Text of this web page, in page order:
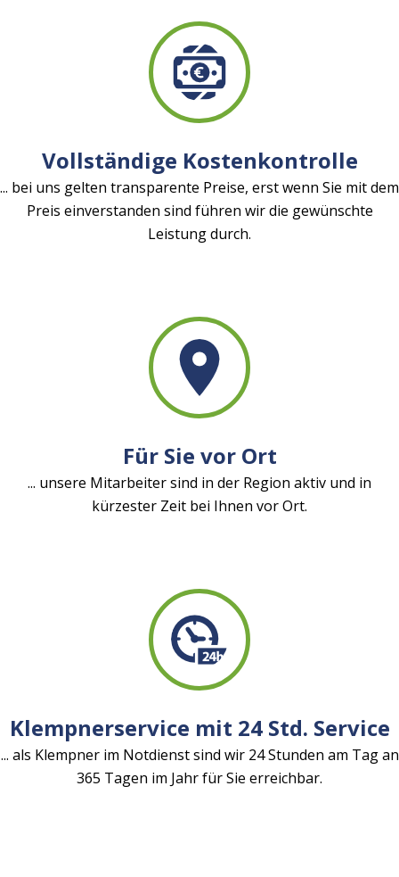
Vollständige Kostenkontrolle
... bei uns gelten transparente Preise, erst wenn Sie mit dem
Preis einverstanden sind führen wir die gewünschte
Leistung durch.
Für Sie vor Ort
... unsere Mitarbeiter sind in der Region aktiv und in
kürzester Zeit bei Ihnen vor Ort.
Klempnerservice mit 24 Std. Service
... als Klempner im Notdienst sind wir 24 Stunden am Tag an
365 Tagen im Jahr für Sie erreichbar.